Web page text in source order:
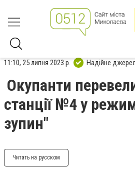
11:10, 25 липня 2023 р. Надійне
Окупанти
станції №4 у
зупин"
Читать на русском